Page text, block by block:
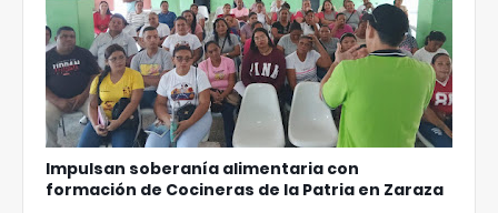
Impulsan soberanía alimentaria con
formación de Cocineras de la Patria en Zaraza